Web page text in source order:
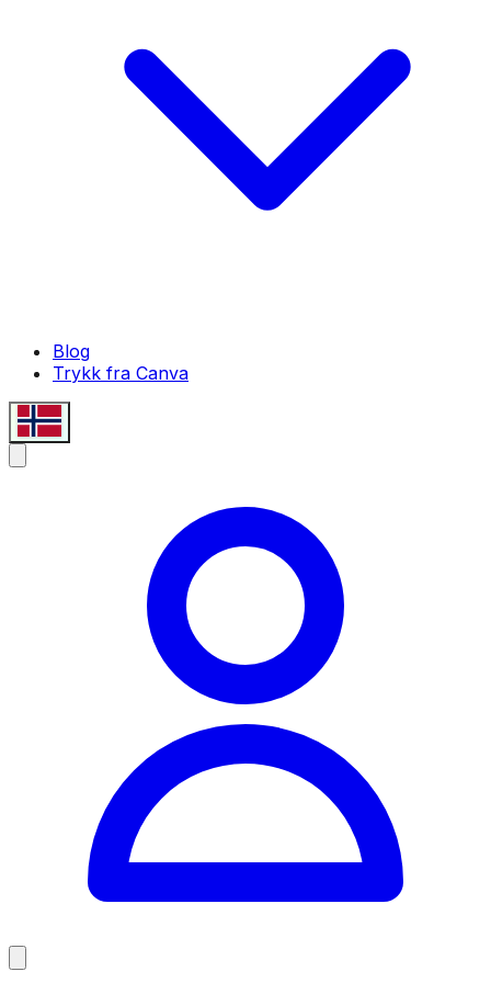
Blog
Trykk fra Canva